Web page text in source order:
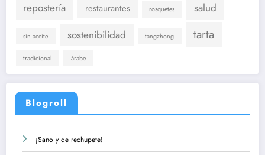
repostería
restaurantes rosquetes salud
sin aceite sostenibilidad tangzhong tarta
tradicional árabe
Blogroll
¡Sano y de rechupete!